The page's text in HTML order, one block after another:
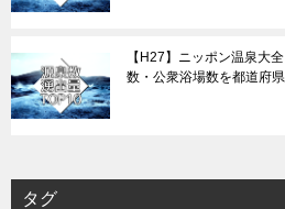
【H27】ニッポン温泉大
数・公衆浴場数を都道府
タグ